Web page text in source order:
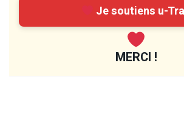
Je soutiens u-
MERCI !